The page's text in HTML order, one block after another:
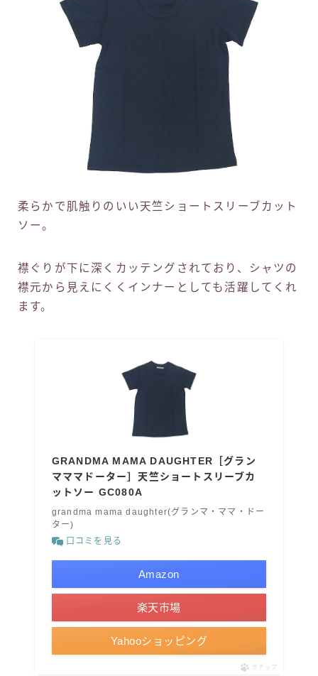
柔らかで肌触りのいい天竺ショートスリーブカット
ソー。
襟ぐりが下に深くカッテングされており、シャツの
襟元から見えにくくインナーとしても活躍してくれ
ます。
GRANDMA MAMA DAUGHTER［グラン
マママドーター］天竺ショートスリーブカ
ットソー GC080A
grandma mama daughter(グランマ・ママ・ドー
ター)
口コミを見る
Amazon
楽天市場
Yahooショッピング
ポチップ